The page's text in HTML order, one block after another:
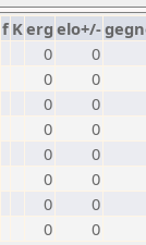
f Kerg elo+/-
0
0
0
0
0
0
0
0
0
0
0
0
0
0
0 0